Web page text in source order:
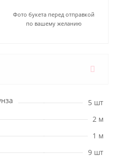
Фото букета перед отправкой
по вашему желанию
5 шт
2 м
1 м
9 шт